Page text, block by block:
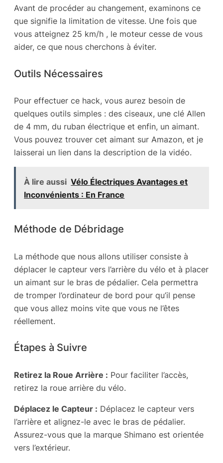
Avant de procéder au changement, examinons ce
que signifie la limitation de vitesse. Une fois que
vous atteignez 25 km/h , le moteur cesse de vous
aider, ce que nous cherchons à éviter.
Outils Nécessaires
Pour effectuer ce hack, vous aurez besoin de
quelques outils simples : des ciseaux, une clé Allen
de 4 mm, du ruban électrique et enfin, un aimant.
Vous pouvez trouver cet aimant sur Amazon, et je
laisserai un lien dans la description de la vidéo.
À lire aussi Vélo Électriques Avantages et
Inconvénients : En France
Méthode de Débridage
La méthode que nous allons utiliser consiste à
déplacer le capteur vers l’arrière du vélo et à placer
un aimant sur le bras de pédalier. Cela permettra
de tromper l’ordinateur de bord pour qu’il pense
que vous allez moins vite que vous ne l’êtes
réellement.
Étapes à Suivre
Retirez la Roue Arrière : Pour faciliter l’accès,
retirez la roue arrière du vélo.
Déplacez le Capteur : Déplacez le capteur vers
l’arrière et alignez-le avec le bras de pédalier.
Assurez-vous que la marque Shimano est orientée
vers l’extérieur.